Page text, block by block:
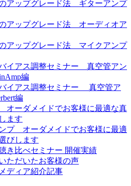
アップグレード法 ギターアンプ
アップグレード法 オーディオア
アップグレード法 マイクアンプ
イアス調整セミナー 真空管アン
編
イアス調整セミナー 真空管ア
編
オーダメイドでお客様に最適な真
ます
プ オーダメイドでお客様に最適
びします
き比べセミナー 開催実績
ただいたお客様の声
ディア紹介記事